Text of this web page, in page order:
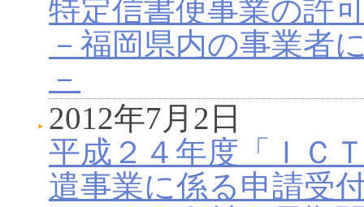
特定信書便事業の許
－福岡県内の事業者
－
2012年7月2日
平成２４年度「ＩＣ
遣事業に係る申請受